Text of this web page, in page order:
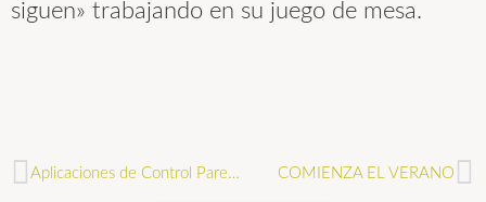
siguen» trabajando en su juego de mesa.
Aplicaciones de Control Parental COMIENZA EL VERANO